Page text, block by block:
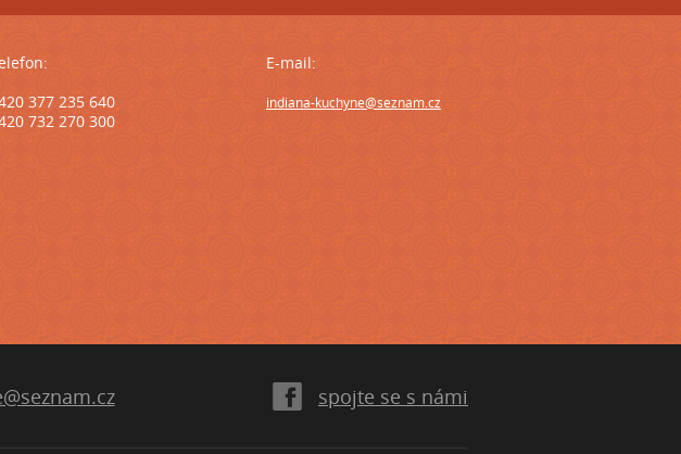
377 235 640
732 270 300
E-mail:
indiana-kuchyne@seznam.cz
spojte se s námi